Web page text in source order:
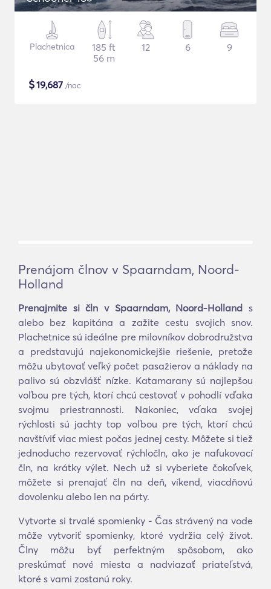
Plachetnica
185 ft
56 m
12 6 9
$19,687 /noc
Prenájom člnov v Spaarndam, Noord-
Holland
Prenajmite si čln v Spaarndam, Noord-Holland s
alebo bez kapitána a zažite cestu svojich snov.
Plachetnice sú ideálne pre milovníkov dobrodružstva
a predstavujú najekonomickejšie riešenie, pretože
môžu ubytovať veľký počet pasažierov a náklady na
palivo sú obzvlášť nízke. Katamarany sú najlepšou
voľbou pre tých, ktorí chcú cestovať v pohodlí vďaka
svojmu priestrannosti. Nakoniec, vďaka svojej
rýchlosti sú jachty top voľbou pre tých, ktorí chcú
navštíviť viac miest počas jednej cesty. Môžete si tiež
jednoducho rezervovať rýchločln, ako je nafukovací
čln, na krátky výlet. Nech už si vyberiete čokoľvek,
môžete si prenajať čln na deň, víkend, viacdňovú
dovolenku alebo len na párty.
Vytvorte si trvalé spomienky - Čas strávený na vode
môže vytvoriť spomienky, ktoré vydržia celý život.
Člny môžu byť perfektným spôsobom, ako
preskúmať nové miesta a nadviazať priateľstvá,
ktoré s vami zostanú roky.